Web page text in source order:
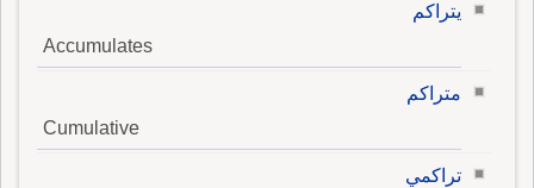
يتراكم
Accumulates
متراكم
Cumulative
تراكمي